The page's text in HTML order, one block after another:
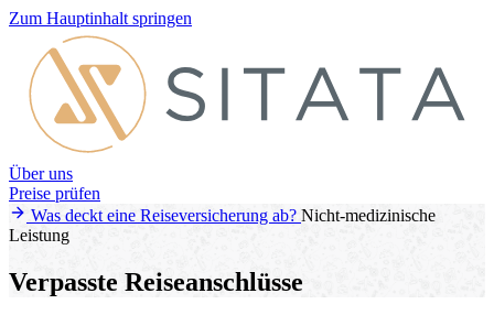
Zum Hauptinhalt springen
Über uns
Preise prüfen
Was deckt eine Reiseversicherung ab? Nicht-medizinische
Leistung
Verpasste Reiseanschlüsse